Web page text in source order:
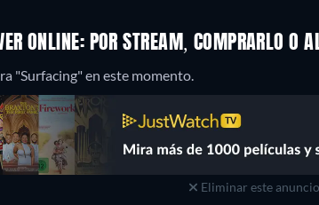
ONLINE: POR STREAM, COMPRARLO O
"Surfacing" en este momento.
Eliminar este anuncio